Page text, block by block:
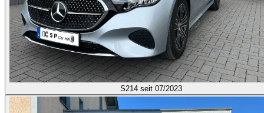
S214 seit 07/2023